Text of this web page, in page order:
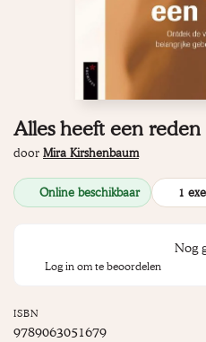
Alles heeft een reden
door Mira Kirshenbaum
Online beschikbaar 1
Nog
Log in om te beoordelen
ISBN
9789063051679